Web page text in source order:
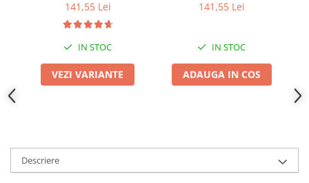
141,55 Lei
IN STOC
VEZI VARIANTE
141,55 Lei
IN STOC
ADAUGA IN COS
Descriere